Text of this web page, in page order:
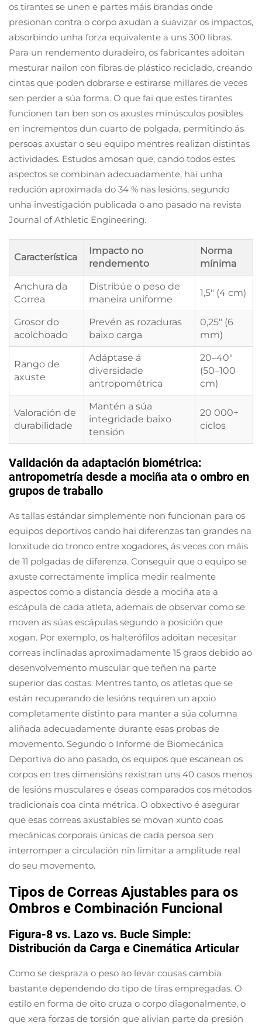
os tirantes se unen e partes máis brandas onde
presionan contra o corpo axudan a suavizar os impactos,
absorbindo unha forza equivalente a uns 300 libras.
Para un rendemento duradeiro, os fabricantes adoitan
mesturar nailon con fibras de plástico reciclado, creando
cintas que poden dobrarse e estirarse millares de veces
sen perder a súa forma. O que fai que estes tirantes
funcionen tan ben son os axustes minúsculos posibles
en incrementos dun cuarto de polgada, permitindo ás
persoas axustar o seu equipo mentres realizan distintas
actividades. Estudos amosan que, cando todos estes
aspectos se combinan adecuadamente, hai unha
redución aproximada do 34 % nas lesións, segundo
unha investigación publicada o ano pasado na revista
Journal of Athletic Engineering.
Característica
Impacto no
rendemento
Norma
mínima
Anchura da
Correa
Distribúe o peso de
maneira uniforme
1,5" (4 cm)
Grosor do
acolchoado
Prevén as rozaduras
baixo carga
0,25" (6
mm)
Rango de
axuste
Adáptase á
diversidade
antropométrica
20–40"
(50–100
cm)
Valoración de
durabilidade
Mantén a súa
integridade baixo
tensión
20 000+
ciclos
Validación da adaptación biométrica:
antropometría desde a mociña ata o ombro en
grupos de traballo
As tallas estándar simplemente non funcionan para os
equipos deportivos cando hai diferenzas tan grandes na
lonxitude do tronco entre xogadores, ás veces con máis
de 11 polgadas de diferenza. Conseguir que o equipo se
axuste correctamente implica medir realmente
aspectos como a distancia desde a mociña ata a
escápula de cada atleta, ademais de observar como se
moven as súas escápulas segundo a posición que
xogan. Por exemplo, os halterófilos adoitan necesitar
correas inclinadas aproximadamente 15 graos debido ao
desenvolvemento muscular que teñen na parte
superior das costas. Mentres tanto, os atletas que se
están recuperando de lesións requiren un apoio
completamente distinto para manter a súa columna
aliñada adecuadamente durante esas probas de
movemento. Segundo o Informe de Biomecánica
Deportiva do ano pasado, os equipos que escanean os
corpos en tres dimensións rexistran uns 40 casos menos
de lesións musculares e óseas comparados cos métodos
tradicionais coa cinta métrica. O obxectivo é asegurar
que esas correas axustables se movan xunto coas
mecánicas corporais únicas de cada persoa sen
interromper a circulación nin limitar a amplitude real
do seu movemento.
Tipos de Correas Ajustables para os
Ombros e Combinación Funcional
Figura-8 vs. Lazo vs. Bucle Simple:
Distribución da Carga e Cinemática Articular
Como se despraza o peso ao levar cousas cambia
bastante dependendo do tipo de tiras empregadas. O
estilo en forma de oito cruza o corpo diagonalmente, o
que xera forzas de torsión que alivian parte da presión